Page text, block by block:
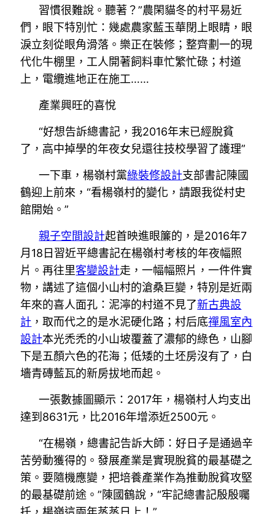
習慣很難說。聽著？”農閑貓冬的村平易近
們，眼下特別忙：幾處農家藍玉華閉上眼睛，眼
淚立刻從眼角滑落。樂正在裝修；整齊劃一的現
代化牛棚里，工人開著飼料車忙繁忙碌；村道
上，電纜進地正在施工……
產業興旺的喜悅
“好想告訴總書記，我2016年末已經脫貧
了，高中掉學的年夜女兒還往技校學習了護理”
一下車，楊嶺村黨綠裝修設計支部書記陳國
鶴迎上前來，“看楊嶺村的變化，請跟我從村史
館開始。”
親子空間設計起首映進眼簾的，是2016年7
月18日習近平總書記在楊嶺村考核的年夜幅照
片。再往里客變設計走，一幅幅照片，一件件實
物，講述了這個小山村的滄桑巨變，特別是近兩
年來的喜人面孔：泥濘的村道不見了新古典設
計 ，取而代之的是水泥硬化路；村后底禪風室內
設計本光禿禿的小山坡覆蓋了濃郁的綠色，山腳
下是五顏六色的花海；低矮的土坯房沒有了，白
墻青磚藍瓦的新房拔地而起。
一張數據圖顯示：2017年，楊嶺村人均支出
達到8631元，比2016年增添近2500元。
“在楊嶺，總書記告訴大師：好日子是通過辛
苦勞動獲得的。發展產業是實現脫貧的最基礎之
策。要隨機應變，把培養產業作為推動脫貧攻堅
的最基礎前途。”陳國鶴說，“牢記總書記殷殷囑